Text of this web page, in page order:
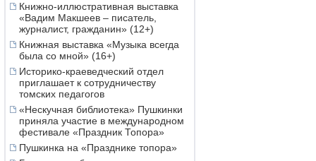
Книжно-иллюстративная выставка
«Вадим Макшеев – писатель,
журналист, гражданин» (12+)
Книжная выставка «Музыка всегда
была со мной» (16+)
Историко-краеведческий отдел
приглашает к сотрудничеству
томских педагогов
«Нескучная библиотека» Пушкинки
приняла участие в международном
фестивале «Праздник Топора»
Пушкинка на «Празднике топора»